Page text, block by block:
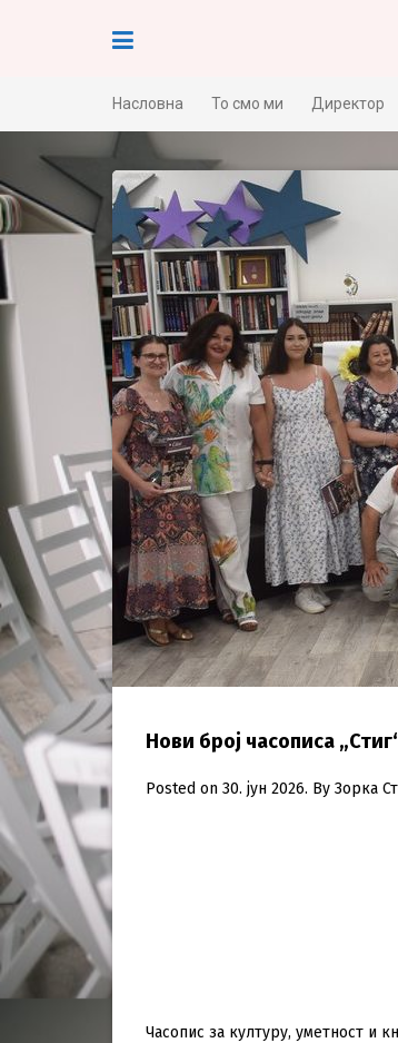
Насловна То смо ми Директор
Нови број часописа
Posted on 30. јун 2026. By Зорка
Часопис за културу, уметност и